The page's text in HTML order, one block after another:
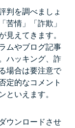
判を調べましょ
苦情」「詐欺」
見えてきます。
ムやブログ記事
ハッキング、詐
場合は要注意で
定的なコメント
といえます。
ウンロードさせ